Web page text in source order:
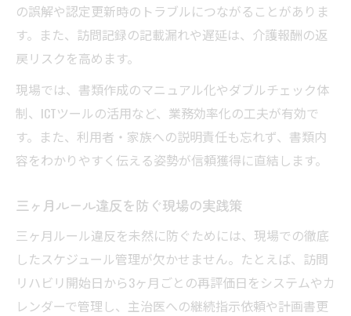
の誤解や認定更新時のトラブルにつながることがありま
す。また、訪問記録の記載漏れや遅延は、介護報酬の返
戻リスクを高めます。
現場では、書類作成のマニュアル化やダブルチェック体
制、ICTツールの活用など、業務効率化の工夫が有効で
す。また、利用者・家族への説明責任も忘れず、書類内
容をわかりやすく伝える姿勢が信頼獲得に直結します。
三ヶ月ルール違反を防ぐ現場の実践策
三ヶ月ルール違反を未然に防ぐためには、現場での徹底
したスケジュール管理が欠かせません。たとえば、訪問
リハビリ開始日から3ヶ月ごとの再評価日をシステムやカ
レンダーで管理し、主治医への継続指示依頼や計画書更